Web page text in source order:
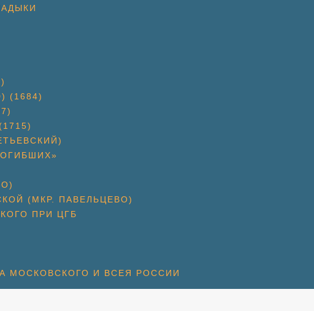
(1684)
(МКР. ПАВЕЛЬЦЕВО)
ПРИ ЦГБ
МОСКОВСКОГО И ВСЕЯ РОССИИ